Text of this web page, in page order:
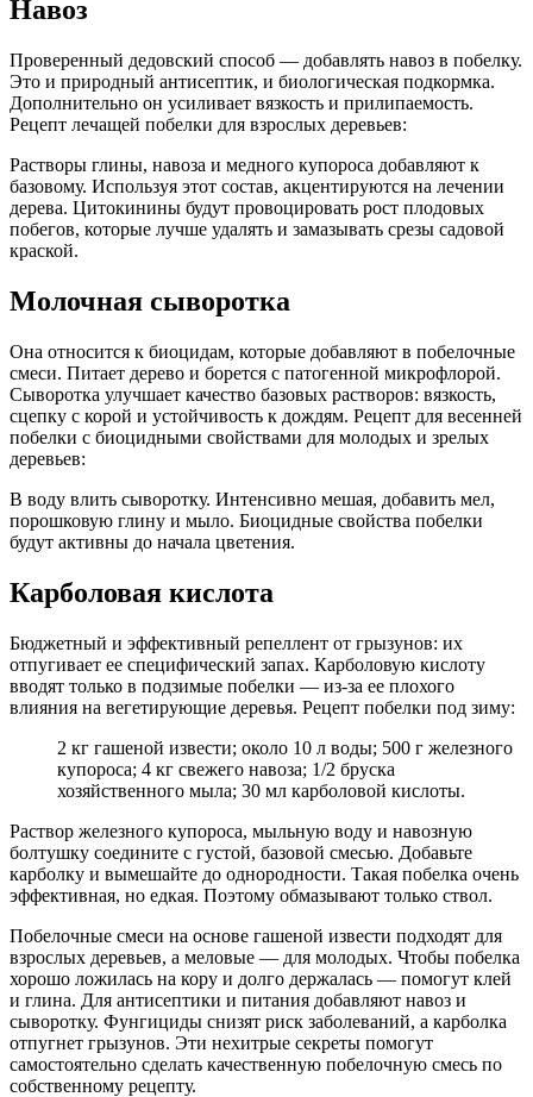
Навоз
Проверенный дедовский способ — добавлять навоз в побелку.
Это и природный антисептик, и биологическая подкормка.
Дополнительно он усиливает вязкость и прилипаемость.
Рецепт лечащей побелки для взрослых деревьев:
Растворы глины, навоза и медного купороса добавляют к
базовому. Используя этот состав, акцентируются на лечении
дерева. Цитокинины будут провоцировать рост плодовых
побегов, которые лучше удалять и замазывать срезы садовой
краской.
Молочная сыворотка
Она относится к биоцидам, которые добавляют в побелочные
смеси. Питает дерево и борется с патогенной микрофлорой.
Сыворотка улучшает качество базовых растворов: вязкость,
сцепку с корой и устойчивость к дождям. Рецепт для весенней
побелки с биоцидными свойствами для молодых и зрелых
деревьев:
В воду влить сыворотку. Интенсивно мешая, добавить мел,
порошковую глину и мыло. Биоцидные свойства побелки
будут активны до начала цветения.
Карболовая кислота
Бюджетный и эффективный репеллент от грызунов: их
отпугивает ее специфический запах. Карболовую кислоту
вводят только в подзимые побелки — из-за ее плохого
влияния на вегетирующие деревья. Рецепт побелки под зиму:
2 кг гашеной извести; около 10 л воды; 500 г железного
купороса; 4 кг свежего навоза; 1/2 бруска
хозяйственного мыла; 30 мл карболовой кислоты.
Раствор железного купороса, мыльную воду и навозную
болтушку соедините с густой, базовой смесью. Добавьте
карболку и вымешайте до однородности. Такая побелка очень
эффективная, но едкая. Поэтому обмазывают только ствол.
Побелочные смеси на основе гашеной извести подходят для
взрослых деревьев, а меловые — для молодых. Чтобы побелка
хорошо ложилась на кору и долго держалась — помогут клей
и глина. Для антисептики и питания добавляют навоз и
сыворотку. Фунгициды снизят риск заболеваний, а карболка
отпугнет грызунов. Эти нехитрые секреты помогут
самостоятельно сделать качественную побелочную смесь по
собственному рецепту.